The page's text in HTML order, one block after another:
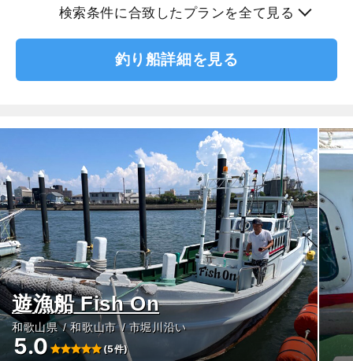
検索条件に合致したプランを全て見る
釣り船詳細を見る
遊漁船 Fish On
和歌山県 和歌山市 市堀川沿い
5.0 (5件)